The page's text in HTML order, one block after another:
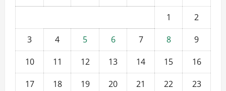
1
2
3
4 5 6 7 8
9
10
11 12 13 14 15
16
17
18 19 20 21 22
23